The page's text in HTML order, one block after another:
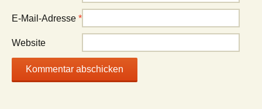
E-Mail-Adresse *
Website